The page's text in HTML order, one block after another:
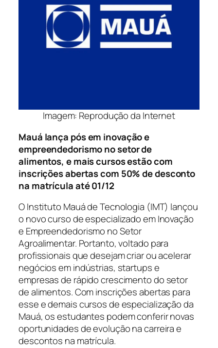
Imagem: Reprodução da Internet
Mauá lança pós em inovação e
empreendedorismo no setor de
alimentos, e mais cursos estão com
inscrições abertas com 50% de desconto
na matrícula até 01/12
O Instituto Mauá de Tecnologia (IMT) lançou
o novo curso de especializado em Inovação
e Empreendedorismo no Setor
Agroalimentar. Portanto, voltado para
profissionais que desejam criar ou acelerar
negócios em indústrias, startups e
empresas de rápido crescimento do setor
de alimentos. Com inscrições abertas para
esse e demais cursos de especialização da
Mauá, os estudantes podem conferir novas
oportunidades de evolução na carreira e
descontos na matrícula.